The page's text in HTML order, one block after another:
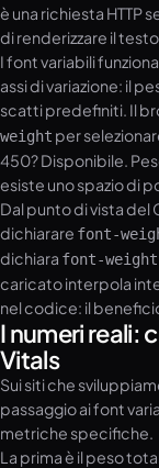
è una richiesta HTTP
di renderizzare il
I font variabili
assi di variazione: il
scatti predefiniti. Il
weight per
450? Disponibile.
esiste uno spazio di
Dal punto di vista del
dichiarare font-
dichiara font-
caricato interpola
nel codice: il
I numeri reali:
Vitals
Sui siti che
passaggio ai font
metriche specifiche.
La prima è il peso